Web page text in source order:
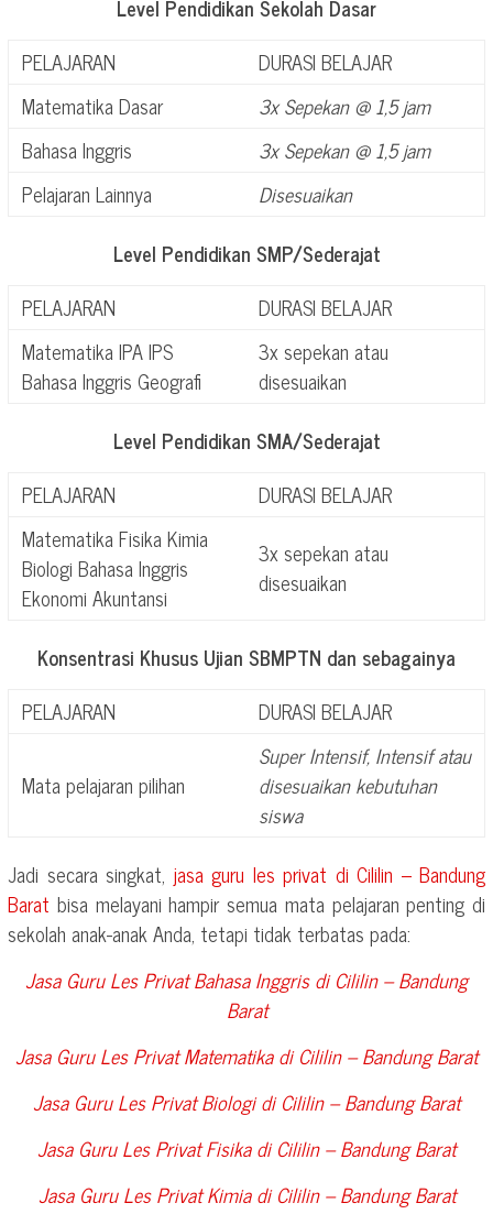
Level Pendidikan Sekolah Dasar
PELAJARAN
DURASI BELAJAR
Matematika Dasar
3x Sepekan @ 1,5 jam
Bahasa Inggris
3x Sepekan @ 1,5 jam
Pelajaran Lainnya
Disesuaikan
Level Pendidikan SMP/Sederajat
PELAJARAN
DURASI BELAJAR
Matematika IPA IPS
Bahasa Inggris Geografi
3x sepekan atau
disesuaikan
Level Pendidikan SMA/Sederajat
PELAJARAN
DURASI BELAJAR
Matematika Fisika Kimia
Biologi Bahasa Inggris
Ekonomi Akuntansi
3x sepekan atau
disesuaikan
Konsentrasi Khusus Ujian SBMPTN dan sebagainya
PELAJARAN
DURASI BELAJAR
Mata pelajaran pilihan
Super Intensif, Intensif atau
disesuaikan kebutuhan
siswa
Jadi secara singkat, jasa guru les privat di Cililin – Bandung
Barat bisa melayani hampir semua mata pelajaran penting di
sekolah anak-anak Anda, tetapi tidak terbatas pada:
Jasa Guru Les Privat Bahasa Inggris diCililin – Bandung
Barat
Jasa Guru Les Privat Matematika diCililin – Bandung Barat
Jasa Guru Les Privat Biologi diCililin – Bandung Barat
Jasa Guru Les Privat Fisika diCililin – Bandung Barat
Jasa Guru Les Privat Kimia diCililin – Bandung Barat